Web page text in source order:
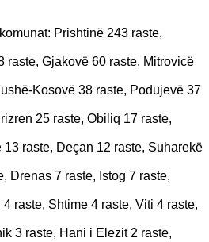
Prishtinë 243 raste,
raste, Gjakovë 60 raste, Mitrovicë
Kosovë 38 raste, Podujevë 37
25 raste, Obiliq 17 raste,
raste, Deçan 12 raste, Suharekë
Drenas 7 raste, Istog 7 raste,
raste, Shtime 4 raste, Viti 4 raste,
3 raste, Hani i Elezit 2 raste,